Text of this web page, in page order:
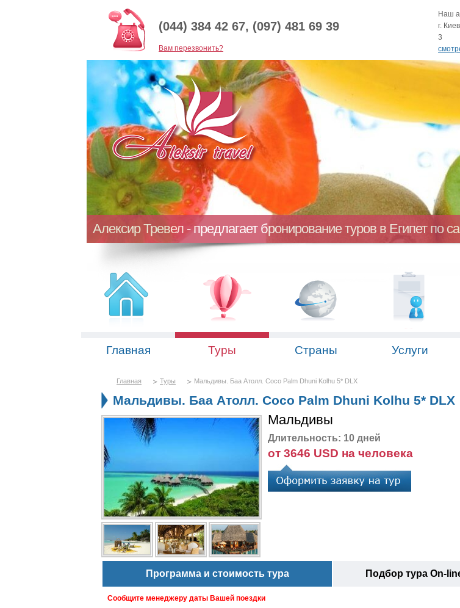
(044) 384 42 67, (097) 481 69 39
Baм перезвонить?
Наш
г.
3
Алексир Тревел - предлагает бронирование туров в Египет по
Главная Туры Страны Услуги
Главная Туры Мальдивы. Баа Атолл. Coco Palm Dhuni Kolhu 5* DLX
Мальдивы. Баа Атолл. Coco Palm Dhuni Kolhu 5* DLX
Мальдивы
Длительность: 10 дней
от 3646 USD на человека
Программа и стоимость тура Подбор тура On-
Сообщите менеджеру даты Вашей поездки